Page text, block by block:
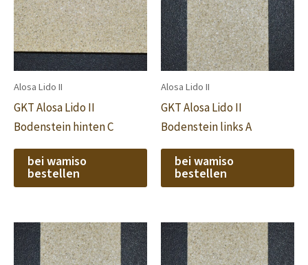
Alosa Lido II
GKT Alosa Lido II
Bodenstein hinten C
bei wamiso
bestellen
Alosa Lido II
GKT Alosa Lido II
Bodenstein links A
bei wamiso
bestellen